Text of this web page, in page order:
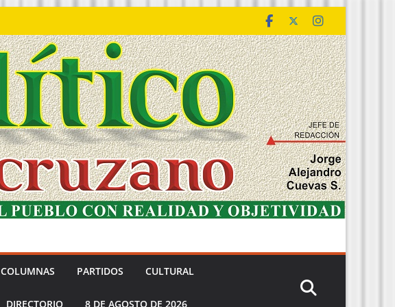
COLUMNAS PARTIDOS CULTURAL
DIRECTORIO 8 DE AGOSTO DE 2026